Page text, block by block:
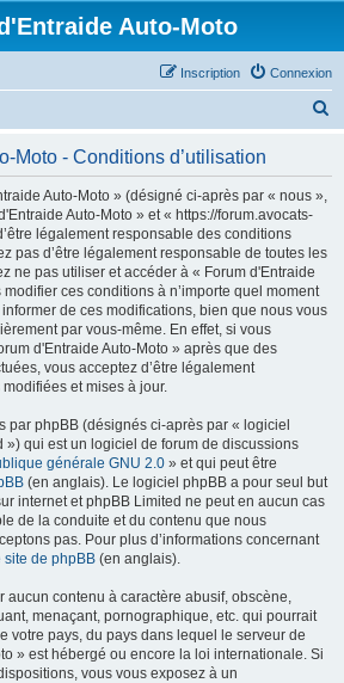
Auto-Moto
Connexion
Inscription
Moto - Conditions d’utilisation
Auto-Moto » (désigné ci-après par « nous »,
Auto-Moto » et « https://forum.avocats-
légalement responsable des conditions
pas d’être légalement responsable de toutes les
ne pas utiliser et accéder à « Forum d'Entraide
ces conditions à n’importe quel moment
de ces modifications, bien que nous vous
par vous-même. En effet, si vous
d'Entraide Auto-Moto » après que des
vous acceptez d’être légalement
et mises à jour.
par phpBB (désignés ci-après par « logiciel
») qui est un logiciel de forum de discussions
générale GNU 2.0 » et qui peut être
(en anglais). Le logiciel phpBB a pour seul but
internet et phpBB Limited ne peut en aucun cas
de la conduite et du contenu que nous
pas. Pour plus d’informations concernant
site de phpBB (en anglais).
aucun contenu à caractère abusif, obscène,
menaçant, pornographique, etc. qui pourrait
votre pays, du pays dans lequel le serveur de
» est hébergé ou encore la loi internationale. Si
vous vous exposez à un